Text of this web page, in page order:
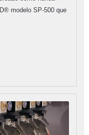
modelo SP-500 que